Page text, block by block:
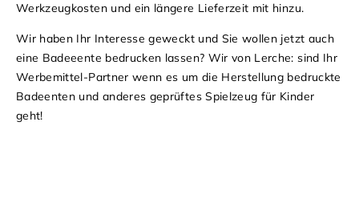
Werkzeugkosten und ein längere Lieferzeit mit hinzu.
Wir haben Ihr Interesse geweckt und Sie wollen jetzt auch
eine Badeeente bedrucken lassen? Wir von Lerche: sind Ihr
Werbemittel-Partner wenn es um die Herstellung bedruckte
Badeenten und anderes geprüftes Spielzeug für Kinder
geht!